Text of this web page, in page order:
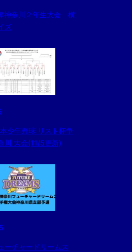
神奈川２年生大会 横
ズ
少年野球 リスト杯争
川 大会(11/5更新)
ーチャードリームス